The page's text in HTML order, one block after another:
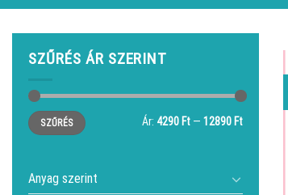
SZŰRÉS ÁR SZERINT
Min
ár
Max
ár
SZŰRÉS Ár: 4290 Ft — 12890 Ft
Anyag szerint